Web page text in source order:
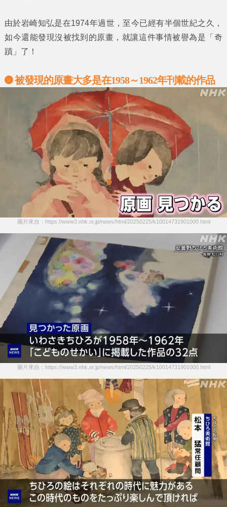
由於岩崎知弘是在1974年過世，至今已經有半個世紀之久，
如今還能發現沒被找到的原畫，就讓這件事情被譽為是 「奇
蹟」 了！
被發現的原畫大多是在1958～1962年刊載的作品
圖片來自：https://www3.nhk.or.jp/news/html/20250225/k10014731901000.html
圖片來自：https://www3.nhk.or.jp/news/html/20250225/k10014731901000.html